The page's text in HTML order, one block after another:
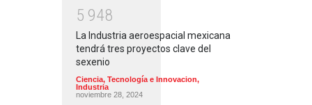
5 948
La Industria aeroespacial mexicana
tendrá tres proyectos clave del
sexenio
Ciencia, Tecnología e Innovacion,
Industria
noviembre 28, 2024